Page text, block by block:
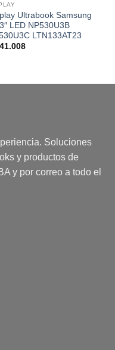
Ultrabook Samsung
LED NP530U3B
LTN133AT23
Soluciones
y productos de
y por correo a todo el